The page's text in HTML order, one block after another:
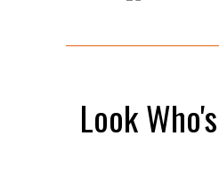
Look